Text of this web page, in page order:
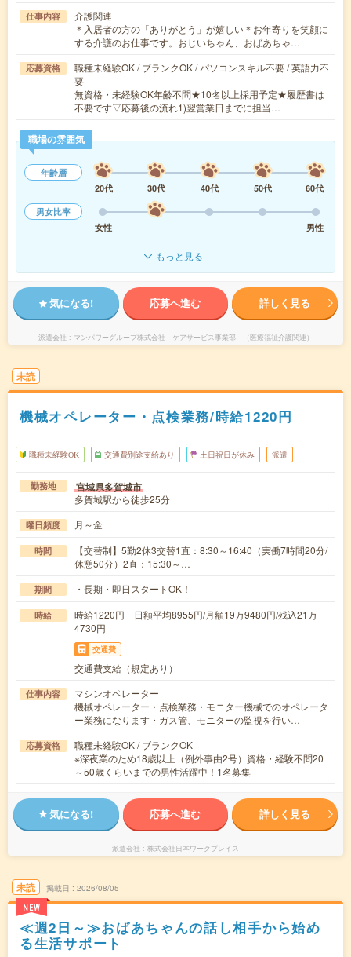
仕事内容
介護関連
＊入居者の方の「ありがとう」が嬉しい＊お年寄りを笑顔に
する介護のお仕事です。おじいちゃん、おばあちゃ…
応募資格
職種未経験OK / ブランクOK / パソコンスキル不要 / 英語力不
要
無資格・未経験OK年齢不問★10名以上採用予定★履歴書は
不要です▽応募後の流れ1)翌営業日までに担当…
職場の雰囲気
年齢層
20代
30代 40代 50代
60代
男女比率
女性
男性
もっと見る
気になる! 応募へ進む 詳しく見る
派遣会社 マンパワーグループ株式会社 ケアサービス事業部 （医療福祉介護関連）
未読
機械オペレーター・点検業務/時給1220円
職種未経験OK 交通費別途支給あり 土日祝日が休み 派遣
勤務地 宮城県多賀城市
多賀城駅から徒歩25分
曜日頻度 月～金
時間
【交替制】5勤2休3交替1直：8:30～16:40（実働7時間20分/
休憩50分）2直：15:30～…
期間 ・長期・即日スタートOK！
時給
時給1220円 日額平均8955円/月額19万9480円/残込21万
4730円
交通費
交通費支給（規定あり）
仕事内容
マシンオペレーター
機械オペレーター・点検業務・モニター機械でのオペレータ
ー業務になります・ガス管、モニターの監視を行い…
応募資格
職種未経験OK / ブランクOK
※深夜業のため18歳以上（例外事由2号）資格・経験不問20
～50歳くらいまでの男性活躍中！1名募集
気になる! 応募へ進む 詳しく見る
派遣会社 株式会社日本ワークプレイス
未読
NEW
掲載日 2026/08/05
≪週2日～≫おばあちゃんの話し相手から始め
る生活サポート